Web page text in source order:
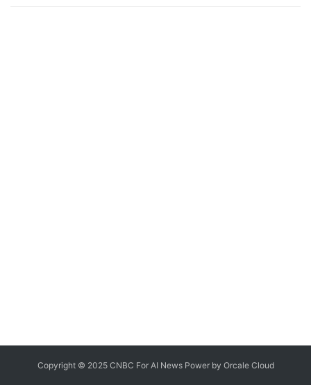
Copyright © 2025 CNBC For AI News Power by OrcaleCloud